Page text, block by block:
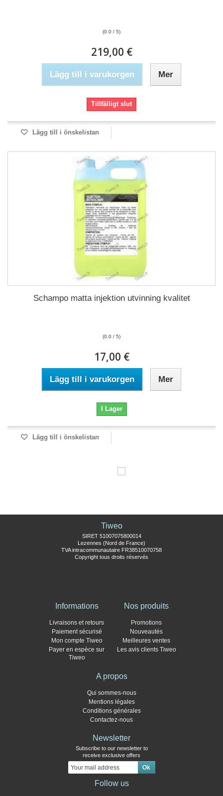
(0.0 / 5)
219,00 €
Lägg till i varukorgen Mer
Tillfälligt slut
Lägg till i önskelistan
Schampo matta injektion utvinning kvalitet
(0.0 / 5)
17,00 €
Lägg till i varukorgen Mer
I Lager
Lägg till i önskelistan
Tiweo
SIRET 51007075800014
Lezennes (Nord de France)
TVA intracommunautaire FR38510070758
Copyright tous droits réservés
Informations
Livraisons et retours
Paiement sécurisé
Mon compte Tiweo
Payer en espèce sur
Tiweo
Nos produits
Promotions
Nouveautés
Meilleures ventes
Les avis clients Tiweo
A propos
Qui sommes-nous
Mentions légales
Conditions générales
Contactez-nous
Newsletter
Subscribe to our newsletter to
receive exclusive offers
Follow us